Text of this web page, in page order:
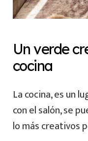
Un verde
cocina
La cocina, es un
con el salón, se
lo más creativos